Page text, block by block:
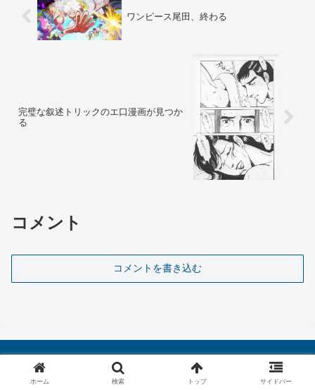
ワンピース尾田、終わる
完璧な叙述トリックのエ口漫画が見つか
る
コメント
コメントを書き込む
ホーム 検索 トップ サイドバー